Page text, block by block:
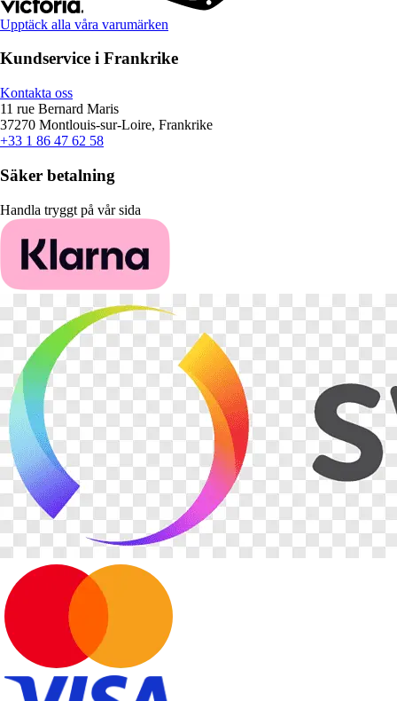
Upptäck alla våra varumärken
Kundservice i Frankrike
Kontakta oss
11 rue Bernard Maris
37270 Montlouis-sur-Loire, Frankrike
+33 1 86 47 62 58
Säker betalning
Handla tryggt på vår sida